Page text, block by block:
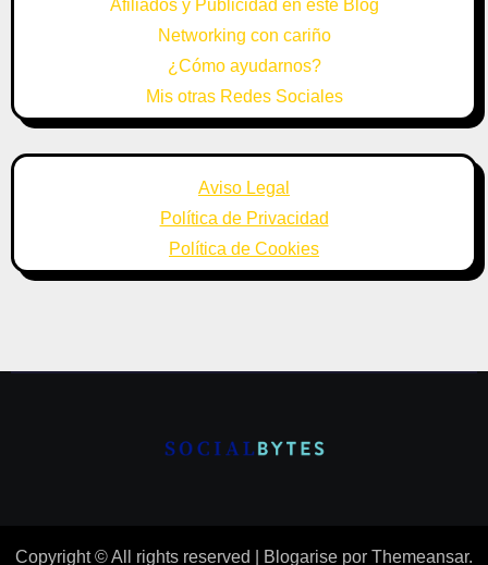
Afiliados y Publicidad en este Blog
Networking con cariño
¿Cómo ayudarnos?
Mis otras Redes Sociales
Aviso Legal
Política de Privacidad
Política de Cookies
Copyright © All rights reserved Blogarise por Themeansar.